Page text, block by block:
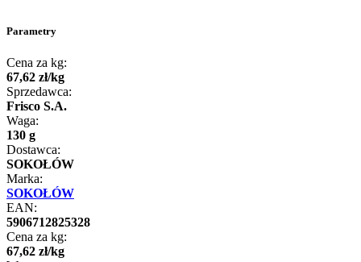
Parametry
Cena za kg:
67,62 zł/kg
Sprzedawca:
Frisco S.A.
Waga:
130 g
Dostawca:
SOKOŁÓW
Marka:
SOKOŁÓW
EAN:
5906712825328
Cena za kg:
67,62 zł/kg